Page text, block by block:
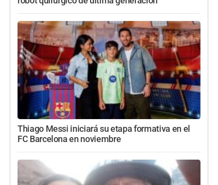
Thiago Messi iniciará su etapa formativa en el
FC Barcelona en noviembre